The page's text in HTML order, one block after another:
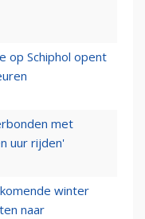
op Schiphol opent
met
uur rijden'
winter
naar